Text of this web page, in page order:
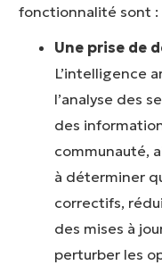
fonctionnalité sont :
Une prise de
L’intelligence
l’analyse des
des
communauté,
à déterminer
correctifs,
des mises à
perturber les